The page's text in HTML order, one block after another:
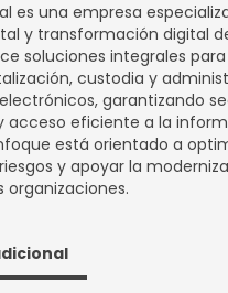
es una empresa
y transformación digital
soluciones integrales para
custodia y
garantizando
acceso eficiente a la
está orientado a
y apoyar la
organizaciones.